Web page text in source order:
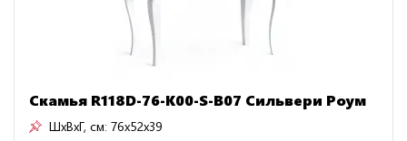
Скамья R118D-76-K00-S-B07 Сильвери Роум
ШxВxГ, см: 76x52x39